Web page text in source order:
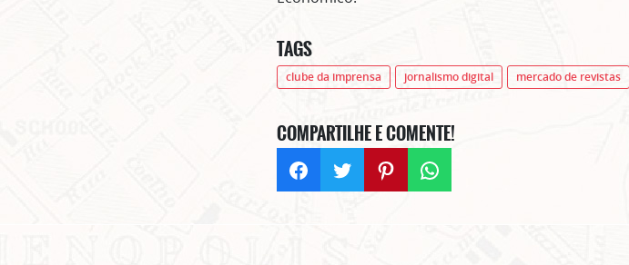
TAGS
clube da imprensa jornalismo digital mercado de revistas
COMPARTILHE E COMENTE!